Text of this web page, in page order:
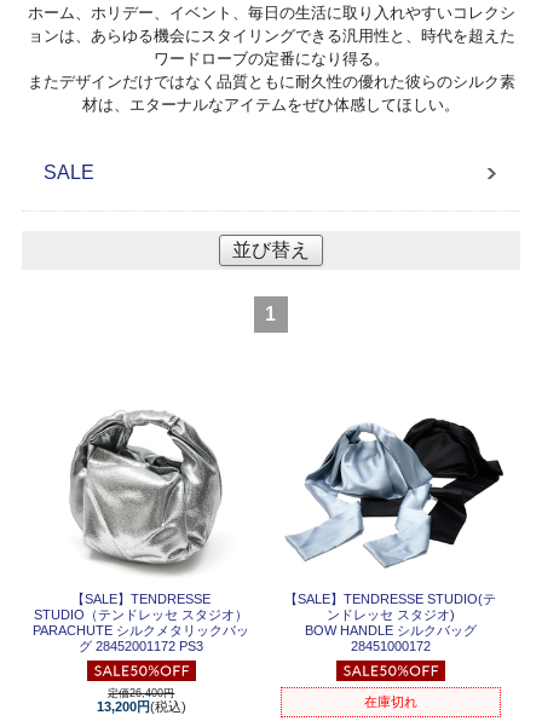
ホーム、ホリデー、イベント、毎日の生活に取り入れやすいコレクシ
ョンは、あらゆる機会にスタイリングできる汎用性と、時代を超えた
ワードローブの定番になり得る。
またデザインだけではなく品質ともに耐久性の優れた彼らのシルク素
材は、エターナルなアイテムをぜひ体感してほしい。
SALE
並び替え
1
【SALE】TENDRESSE
STUDIO（テンドレッセ スタジオ）
PARACHUTE シルクメタリックバッ
グ 28452001172 PS3
定価26,400円
13,200円(税込)
【SALE】TENDRESSE STUDIO(テ
ンドレッセ スタジオ)
BOW HANDLE シルクバッグ
28451000172
在庫切れ